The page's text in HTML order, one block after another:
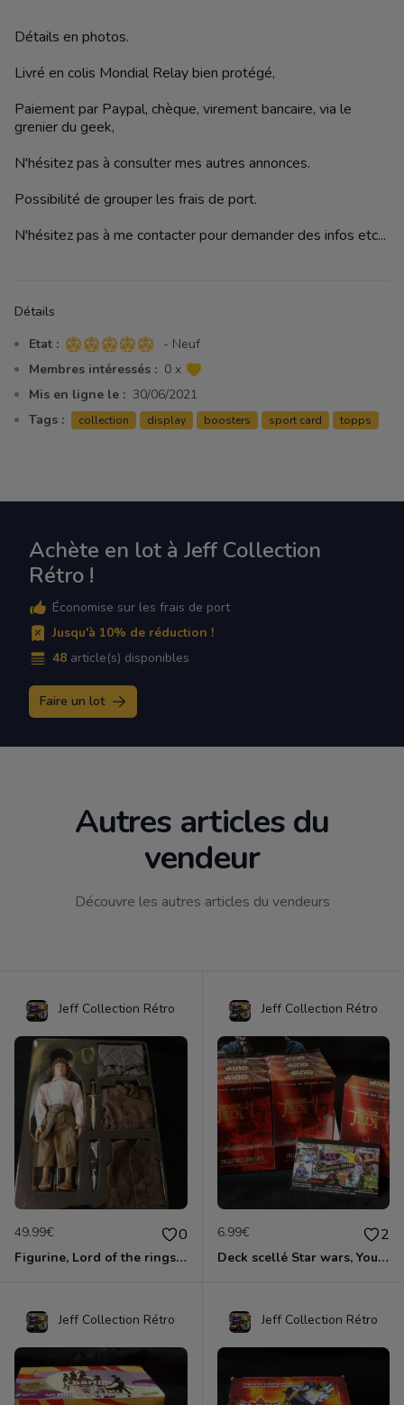
Détails en photos.
Livré en colis Mondial Relay bien protégé,
Paiement par Paypal, chèque, virement bancaire, via le
grenier du geek,
N'hésitez pas à consulter mes autres annonces.
Possibilité de grouper les frais de port.
N'hésitez pas à me contacter pour demander des infos etc...
Détails
Etat : 5 sur 5 étoiles
- Neuf
Membres intéressés : 0 x
Mis en ligne le : 30/06/2021
Tags :
collection display boosters sport card topps
Achète en lot à Jeff Collection
Rétro !
Économise sur les frais de port
Jusqu'à 10% de réduction !
48 article(s) disponibles
Faire un lot
Autres articles du
vendeur
Découvre les autres articles du vendeurs
Jeff Collection Rétro
49.99€ 0
Figurine, Lord of the rings, Frodon Sacquet, Haute qualité, plastique et tissu, cuir et métal
Jeff Collection Rétro
6.99€ 2
Deck scellé Star wars, Young Jedi, Menace of Darth Maul, édition 1999
Jeff Collection Rétro Jeff Collection Rétro